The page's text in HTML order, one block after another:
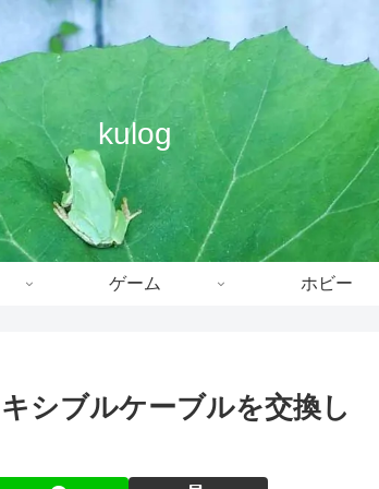
kulog
ゲーム ホビー
シブルケーブルを交換し